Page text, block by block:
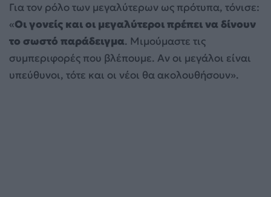
Για τον ρόλο των μεγαλύτερων ως πρότυπα, τόνισε:
«Οι γονείς και οι μεγαλύτεροι πρέπει να δίνουν
το σωστό παράδειγμα. Μιμούμαστε τις
συμπεριφορές που βλέπουμε. Αν οι μεγάλοι είναι
υπεύθυνοι, τότε και οι νέοι θα ακολουθήσουν».